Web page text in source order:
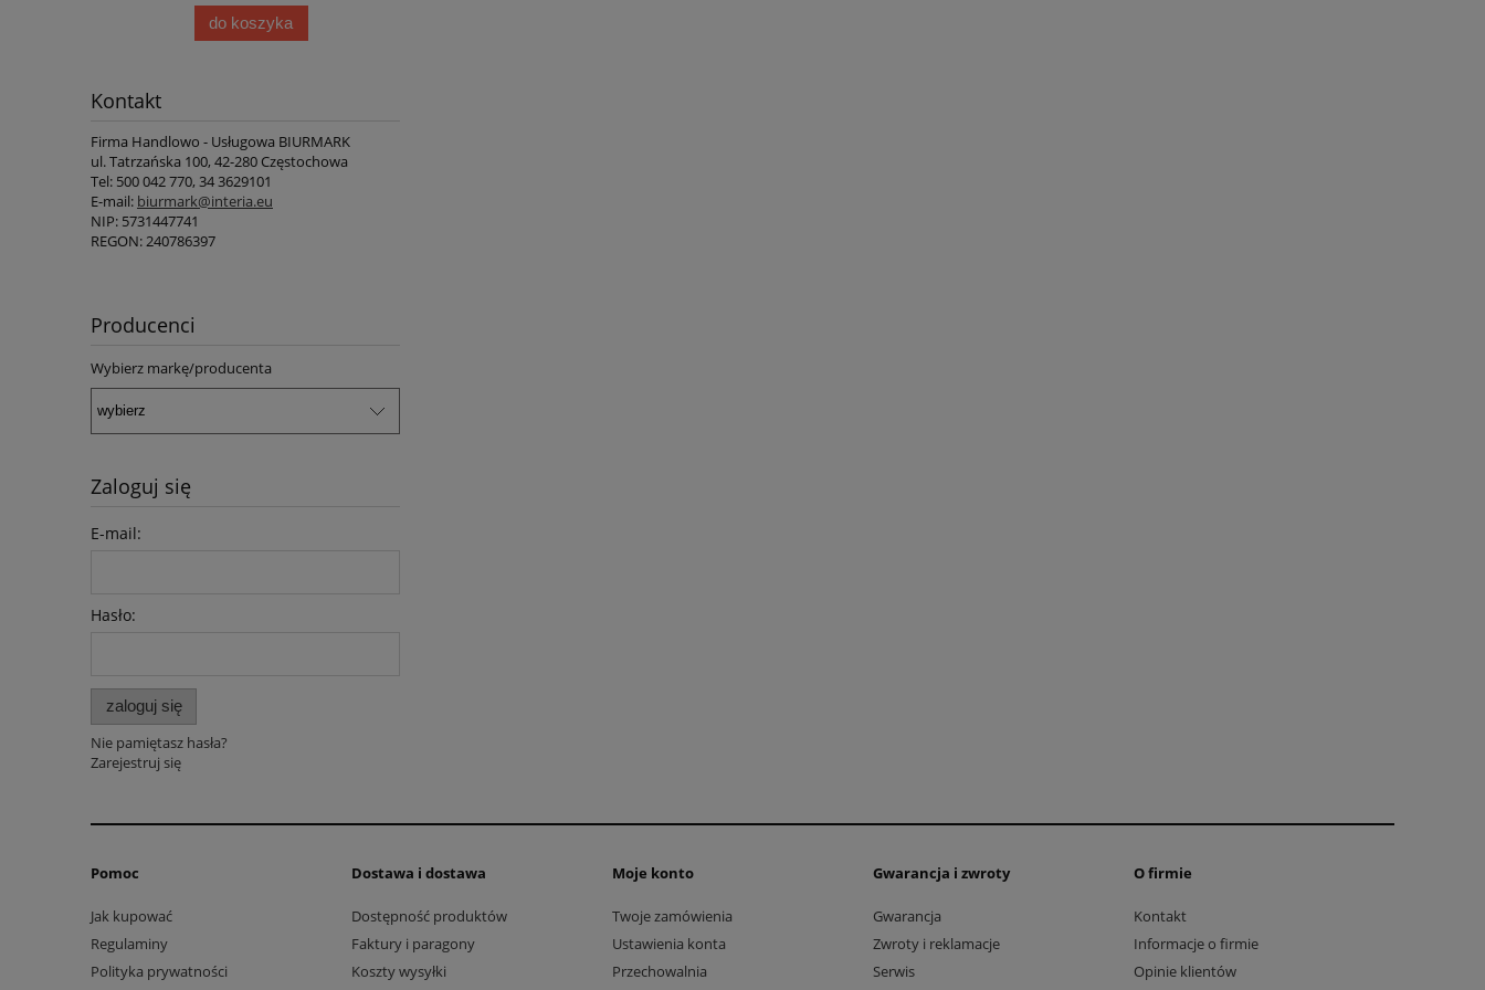
do koszyka
Kontakt
Firma Handlowo - Usługowa BIURMARK
ul.Tatrzańska 100, 42-280 Częstochowa
Tel: 500 042 770, 34 3629101
E-mail: biurmark@interia.eu
NIP: 5731447741
REGON: 240786397
Producenci
Wybierz markę/producenta
Zaloguj się
E-mail:
Hasło:
zaloguj się
Nie pamiętasz hasła?
Zarejestruj się
Pomoc
Jak kupować
Regulaminy
Polityka prywatności
Dostawa i dostawa
Dostępność produktów
Faktury i paragony
Koszty wysyłki
Moje konto
Twoje zamówienia
Ustawienia konta
Przechowalnia
Gwarancja i zwroty
Gwarancja
Zwroty i reklamacje
Serwis
O firmie
Kontakt
Informacje o firmie
Opinie klientów